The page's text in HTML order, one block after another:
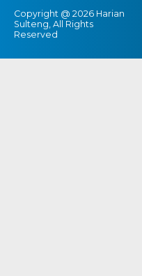
Copyright @ 2026 Harian
Sulteng, All Rights
Reserved